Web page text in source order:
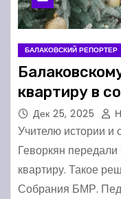
БАЛАКОВСКИЙ РЕПОРТЕР
квартиру в
Дек 25, 2025
Учителю истории
Геворкян
квартиру. Такое
Собрания БМР.